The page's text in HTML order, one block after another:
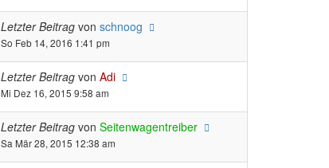
Letzter Beitrag von schnoog
So Feb 14, 2016 1:41 pm
Letzter Beitrag von Adi
Mi Dez 16, 2015 9:58 am
Letzter Beitrag von Seitenwagentreiber
Sa Mär 28, 2015 12:38 am